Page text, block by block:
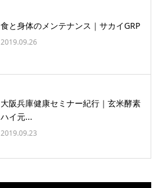
食と身体のメンテナンス｜サカイGRP
2019.09.26
大阪兵庫健康セミナー紀行｜玄米酵素
ハイ元...
2019.09.23